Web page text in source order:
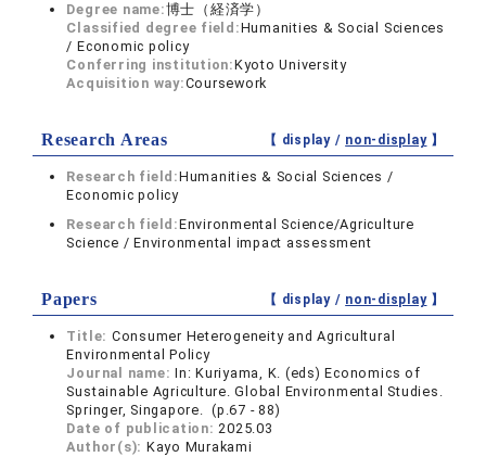
Degree name:博士（経済学）
Classified degree field:Humanities & Social Sciences
/ Economic policy
Conferring institution:Kyoto University
Acquisition way:Coursework
Research Areas 【 display / non-display】
Research field:Humanities & Social Sciences /
Economic policy
Research field:Environmental Science/Agriculture
Science / Environmental impact assessment
Papers 【 display / non-display】
Title: Consumer Heterogeneity and Agricultural
Environmental Policy
Journal name:In: Kuriyama, K. (eds) Economics of
Sustainable Agriculture. Global Environmental Studies.
Springer, Singapore. (p.67 - 88)
Date of publication:2025.03
Author(s): Kayo Murakami